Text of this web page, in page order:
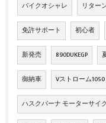
バイクオシャレ リター
免許サポート 初心者
新発売 890DUKEGP
御納車 Vストローム1050
ハスクバーナ モーターサイ